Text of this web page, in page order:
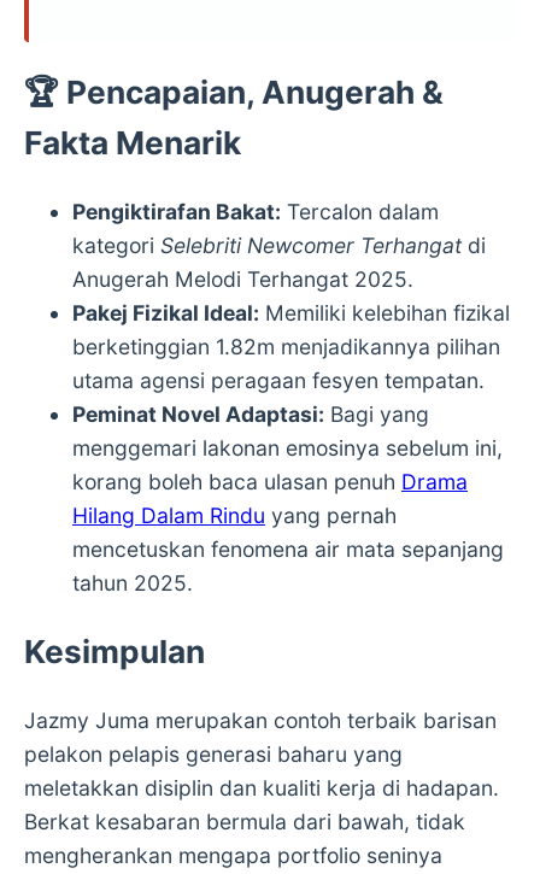
🏆 Pencapaian, Anugerah &
Fakta Menarik
Pengiktirafan Bakat: Tercalon dalam
kategori Selebriti Newcomer Terhangatdi
Anugerah Melodi Terhangat 2025.
Pakej Fizikal Ideal: Memiliki kelebihan fizikal
berketinggian 1.82m menjadikannya pilihan
utama agensi peragaan fesyen tempatan.
Peminat Novel Adaptasi: Bagi yang
menggemari lakonan emosinya sebelum ini,
korang boleh baca ulasan penuh Drama
Hilang Dalam Rindu yang pernah
mencetuskan fenomena air mata sepanjang
tahun 2025.
Kesimpulan
Jazmy Juma merupakan contoh terbaik barisan
pelakon pelapis generasi baharu yang
meletakkan disiplin dan kualiti kerja di hadapan.
Berkat kesabaran bermula dari bawah, tidak
mengherankan mengapa portfolio seninya